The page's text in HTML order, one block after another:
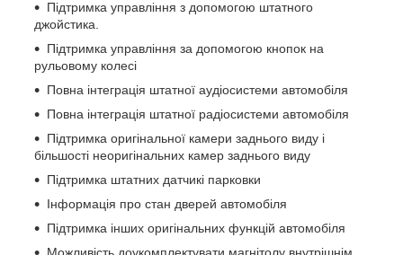
Підтримка управління з допомогою штатного
джойстика.
Підтримка управління за допомогою кнопок на
рульовому колесі
Повна інтеграція штатної аудіосистеми автомобіля
Повна інтеграція штатної радіосистеми автомобіля
Підтримка оригінальної камери заднього виду і
більшості неоригінальних камер заднього виду
Підтримка штатних датчикі парковки
Інформація про стан дверей автомобіля
Підтримка інших оригінальних функцій автомобіля
Можливість доукомплектувати магнітолу внутрішнім